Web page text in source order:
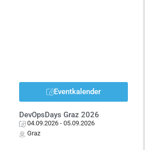
Eventkalender
DevOpsDays Graz 2026
04.09.2026- 05.09.2026
Graz